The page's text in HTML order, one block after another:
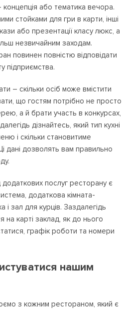
або тематика вечора.
стойками для гри в карти, інші
або презентації класу люкс, а
незвичайним заходам.
повинен повністю відповідати
підприємства.
– скільки осіб може вмістити
що гостям потрібно не просто
а й брати участь в конкурсах,
дізнайтесь, який тип кухні
і скільки становитиме
дані дозволять вам правильно
послуг ресторану є
додаткова кімната-
зал для курців. Заздалегідь
на карті заклад, як до нього
графік роботи та номери
нашим
з кожним рестораном, який є